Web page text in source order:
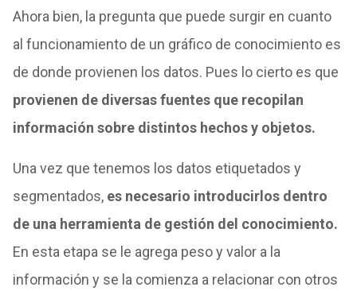
Ahora bien, la pregunta que puede surgir en cuanto
al funcionamiento de un gráfico de conocimiento es
de donde provienen los datos. Pues lo cierto es que
provienen de diversas fuentes que recopilan
información sobre distintos hechos y objetos.
Una vez que tenemos los datos etiquetados y
segmentados, es necesario introducirlos dentro
de una herramienta de gestión del conocimiento.
En esta etapa se le agrega peso y valor a la
información y se la comienza a relacionar con otros